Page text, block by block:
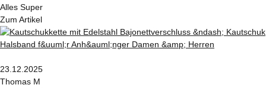
Alles Super
Zum Artikel
23.12.2025
Thomas M